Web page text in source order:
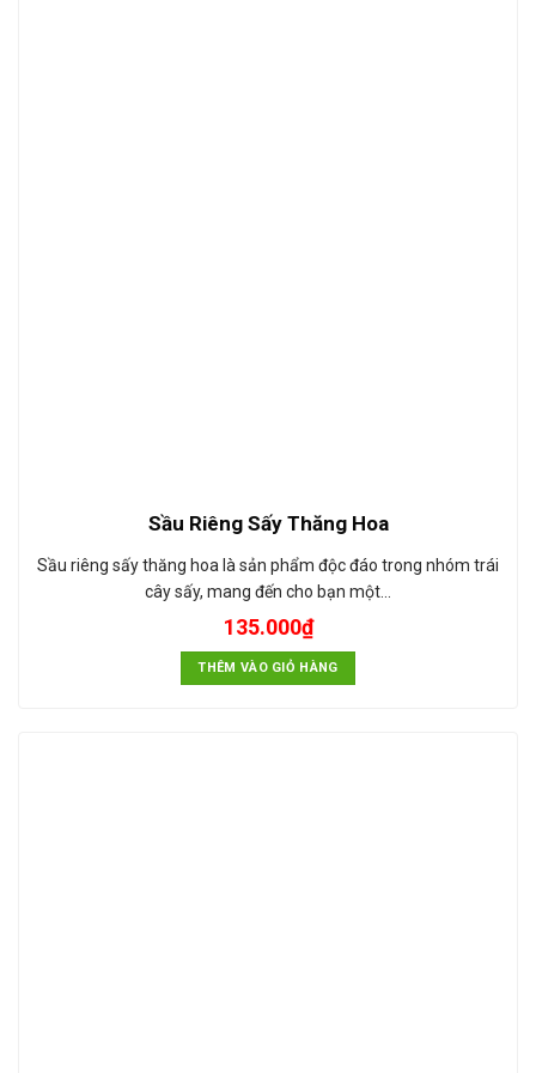
Sầu Riêng Sấy Thăng Hoa
Sầu riêng sấy thăng hoa là sản phẩm độc đáo trong nhóm trái
cây sấy, mang đến cho bạn một…
135.000₫
THÊM VÀO GIỎ HÀNG